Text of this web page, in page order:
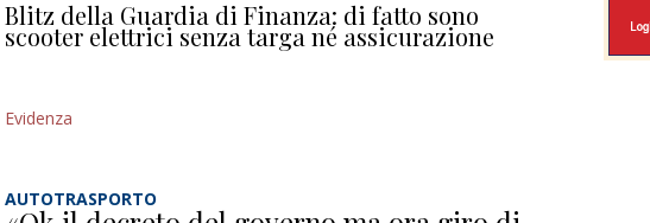
Blitz della Guardia di Finanza: di fatto sono
scooter elettrici senza targa né assicurazione
Evidenza
AUTOTRASPORTO